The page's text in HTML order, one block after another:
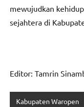
mewujudkan
sejahtera di
Editor: Tamrin
Kabupaten Waropen